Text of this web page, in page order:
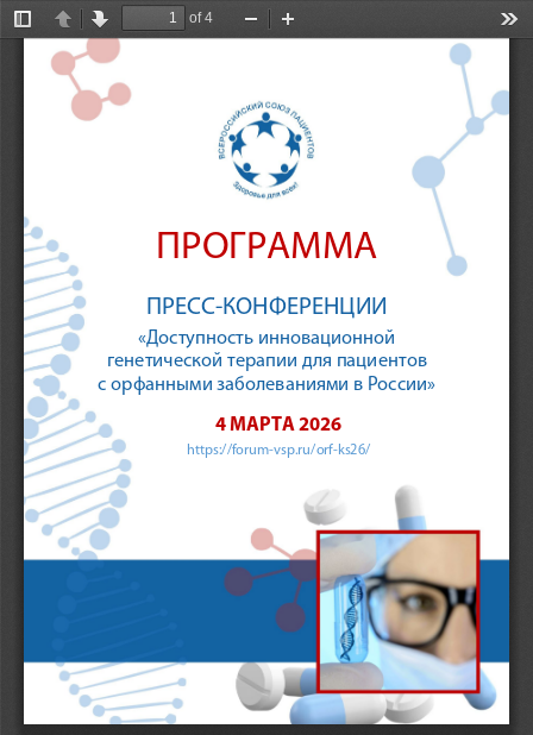
Toggle
Sidebar
PreviousNext
of 4
Zoom
ПРОГРАММА
ПРЕСС-КОНФЕРЕНЦИИ
«Доступность инновационной
генетической терапии для пациентов
с орфанными заболеваниями в России»
4 МАРТА 2026
https://forum-vsp.ru/orf-ks26/